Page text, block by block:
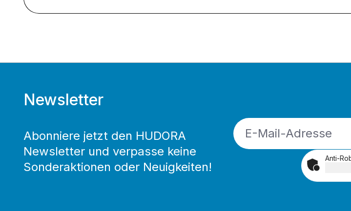
Newsletter
Abonniere jetzt den HUDORA
Newsletter und verpasse keine
Sonderaktionen oder Neuigkeiten!
Anti-